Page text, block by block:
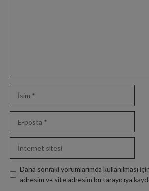
posta
sitesi
Daha sonraki yorumlarımda kullanılması
adresim ve site adresim bu tarayıcıya